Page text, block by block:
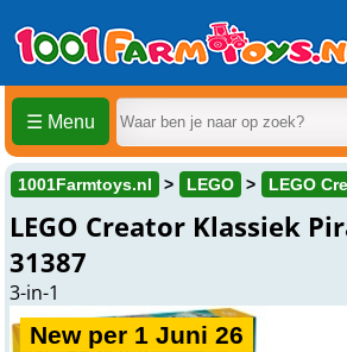
☰ Menu
1001Farmtoys.nl LEGO LEGO
LEGO Creator Klassiek
31387
3-in-1
New per 1 Juni 26